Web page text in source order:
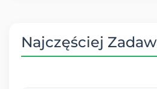
Najczęściej